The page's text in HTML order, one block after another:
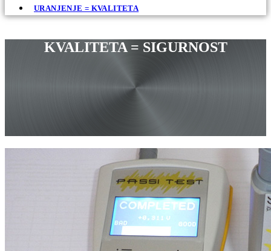
URANJENJE = KVALITETA
KVALITETA = SIGURNOST